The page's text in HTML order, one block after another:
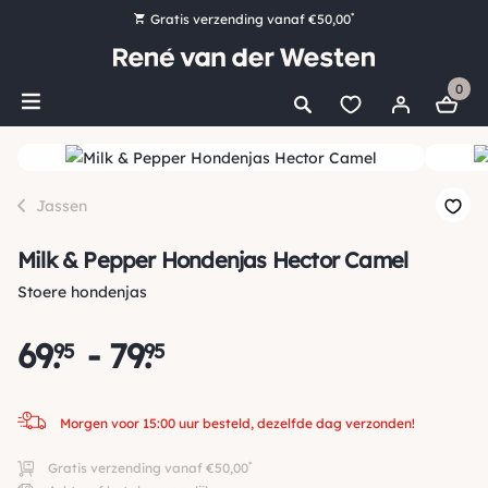
Gratis verzending vanaf €50,00*
Bestel nu, betaal later met Klarna
Ruim 16.000 artikelen op voorraad
0
Jassen
Milk & Pepper Hondenjas Hector Camel
Stoere hondenjas
69.
95 - 79.
95
Morgen voor 15:00 uur besteld, dezelfde dag verzonden!
Gratis verzending vanaf €50,00*